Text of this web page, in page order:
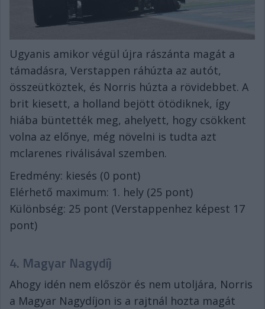
Ugyanis amikor végül újra rászánta magát a
támadásra, Verstappen ráhúzta az autót,
összeütköztek, és Norris húzta a rövidebbet. A
brit kiesett, a holland bejött ötödiknek, így
hiába büntették meg, ahelyett, hogy csökkent
volna az előnye, még növelni is tudta azt
mclarenes riválisával szemben.
Eredmény: kiesés (0 pont)
Elérhető maximum: 1. hely (25 pont)
Különbség: 25 pont (Verstappenhez képest 17
pont)
4. Magyar Nagydíj
Ahogy idén nem először és nem utoljára, Norris
a Magyar Nagydíjon is a rajtnál hozta magát